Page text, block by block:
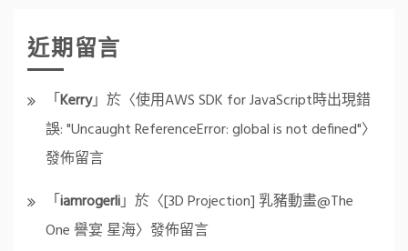
近期留言
「Kerry」於〈使用AWS SDK for JavaScript時出現錯
誤: "Uncaught ReferenceError: global is not defined"〉
發佈留言
「iamrogerli」於〈[3D Projection] 乳豬動畫@The
One 譽宴 星海〉發佈留言